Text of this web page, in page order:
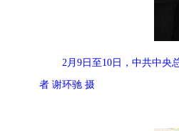
2月9日至10日，中共中央
者 谢环驰 摄